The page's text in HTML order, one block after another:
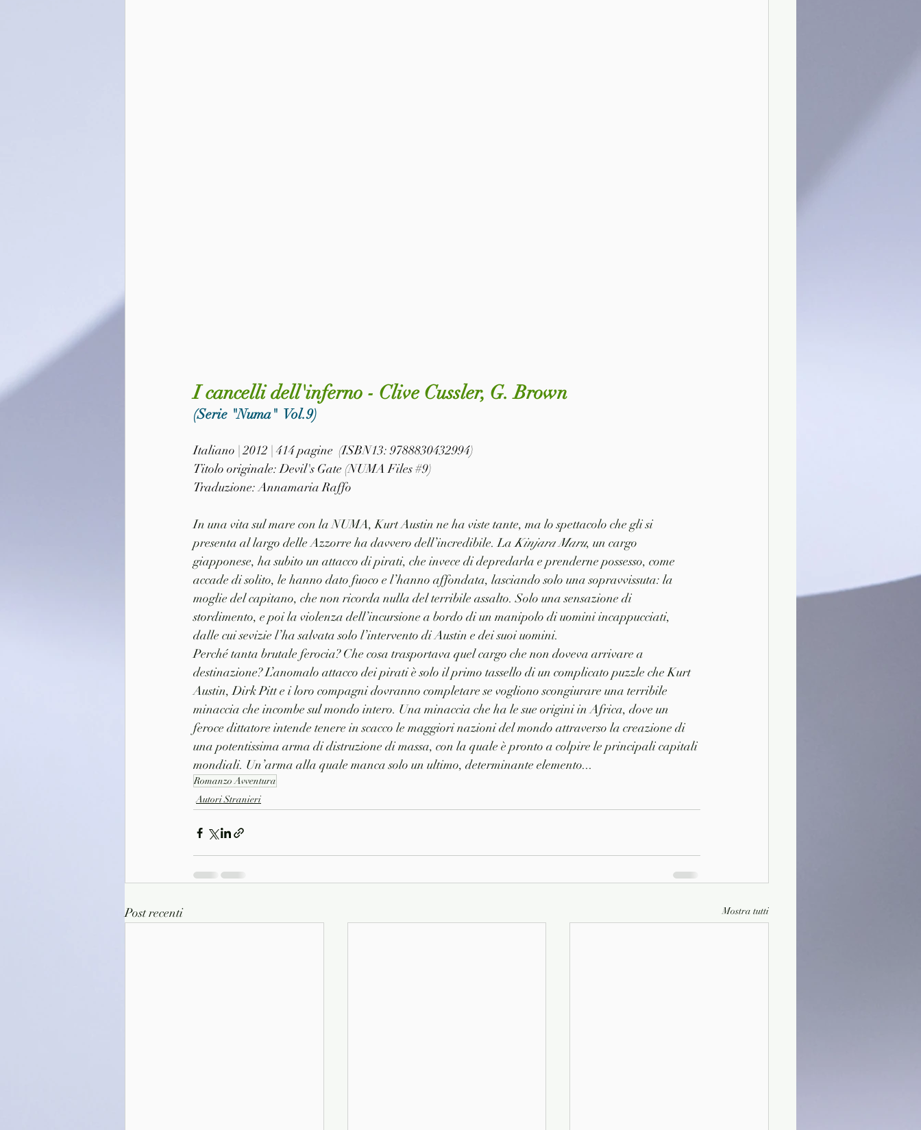
I cancelli dell'inferno - Clive Cussler, G. Brown
(Serie "Numa"  Vol.9)
Italiano | 2012 | 414 pagine  (ISBN13: 9788830432994)
Titolo originale: Devil's Gate (NUMA Files #9)
Traduzione: Annamaria Raffo
In una vita sul mare con la NUMA, Kurt Austin ne ha viste tante, ma lo spettacolo che gli si
presenta al largo delle Azzorre ha davvero dell’incredibile. La Kinjara Maru, un cargo
giapponese, ha subito un attacco di pirati, che invece di depredarla e prenderne possesso, come
accade di solito, le hanno dato fuoco e l’hanno affondata, lasciando solo una sopravvissuta: la
moglie del capitano, che non ricorda nulla del terribile assalto. Solo una sensazione di
stordimento, e poi la violenza dell’incursione a bordo di un manipolo di uomini incappucciati,
dalle cui sevizie l’ha salvata solo l’intervento di Austin e dei suoi uomini.
Perché tanta brutale ferocia? Che cosa trasportava quel cargo che non doveva arrivare a
destinazione? L’anomalo attacco dei pirati è solo il primo tassello di un complicato puzzle che Kurt
Austin, Dirk Pitt e i loro compagni dovranno completare se vogliono scongiurare una terribile
minaccia che incombe sul mondo intero. Una minaccia che ha le sue origini in Africa, dove un
feroce dittatore intende tenere in scacco le maggiori nazioni del mondo attraverso la creazione di
una potentissima arma di distruzione di massa, con la quale è pronto a colpire le principali capitali
mondiali. Un’arma alla quale manca solo un ultimo, determinante elemento...
Romanzo Avventura
Autori Stranieri
Post recenti Mostra tutti